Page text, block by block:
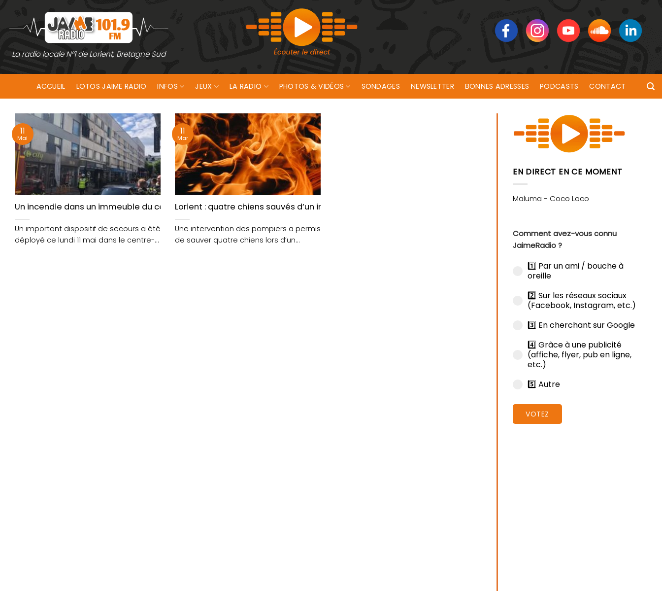
contenu
La radio locale N°1 de Lorient, Bretagne Sud
ACCUEIL LOTOS JAIME RADIO INFOS JEUX LA RADIO PHOTOS & VIDÉOS SONDAGES NEWSLETTER BONNES ADRESSES PODCASTS CONTACT
Un incendie dans un immeuble du centre-ville de Lorient
Un important dispositif de secours a été
déployé ce lundi 11 mai dans le centre-
11
Mai
Lorient : quatre chiens sauvés d’un incendie dans un appartement
Une intervention des pompiers a permis
de sauver quatre chiens lors d’un
11
Mar
EN DIRECT EN CE MOMENT
Comment avez-vous connu
JaimeRadio ?
1️⃣ Par un ami / bouche à
oreille
2️⃣ Sur les réseaux sociaux
(Facebook, Instagram, etc.)
3️⃣ En cherchant sur Google
4️⃣ Grâce à une publicité
(affiche, flyer, pub en ligne,
etc.)
5️⃣ Autre
VOTEZ